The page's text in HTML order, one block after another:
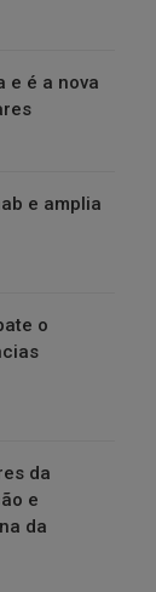
e é a nova
e amplia
o
da
e
da